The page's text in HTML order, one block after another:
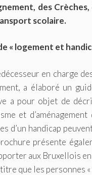
des
scolaire.
« logement et
en charge
a élaboré un
a pour objet de
et
d’un handicap
présente
aux Bruxellois
que les personnes «